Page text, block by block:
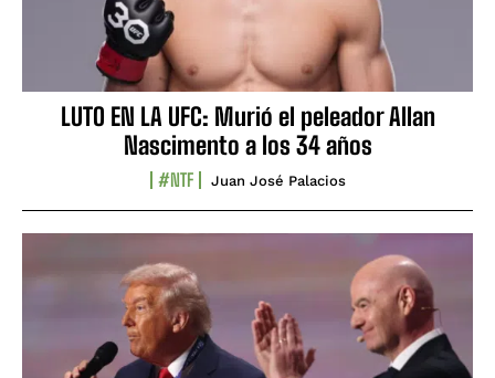
LUTO EN LA UFC: Murió el peleador Allan
Nascimento a los 34 años
#NTF Juan José Palacios